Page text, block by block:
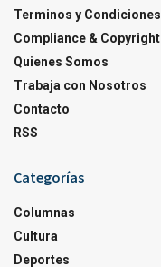
Terminos y Condiciones
Compliance & Copyright
Quienes Somos
Trabaja con Nosotros
Contacto
RSS
Categorías
Columnas
Cultura
Deportes